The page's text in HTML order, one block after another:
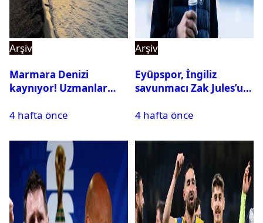
Arşiv
Marmara Denizi
kaynıyor! Uzmanlar
4 hafta önce
Arşiv
Eyüpspor, İngiliz
savunmacı Zak Jules’u
4 hafta önce